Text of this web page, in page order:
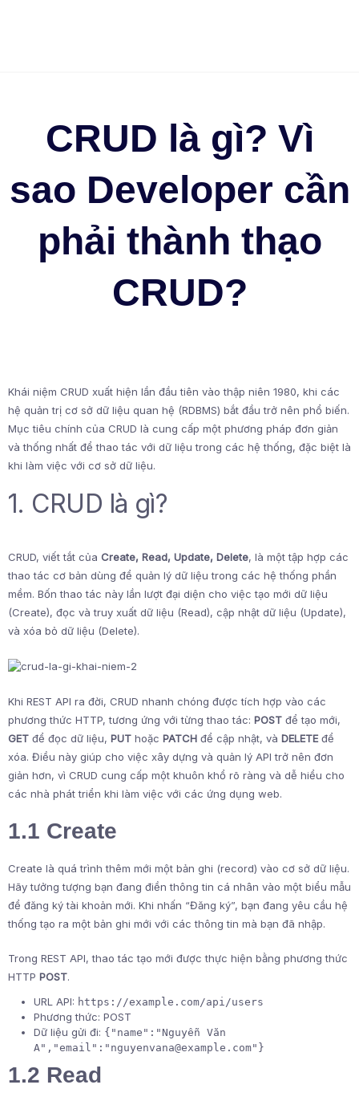
CRUD là gì? Vì
sao Developer cần
phải thành thạo
CRUD?
Khái niệm CRUD xuất hiện lần đầu tiên vào thập niên 1980, khi các
hệ quản trị cơ sở dữ liệu quan hệ (RDBMS) bắt đầu trở nên phổ biến.
Mục tiêu chính của CRUD là cung cấp một phương pháp đơn giản
và thống nhất để thao tác với dữ liệu trong các hệ thống, đặc biệt là
khi làm việc với cơ sở dữ liệu.
1. CRUD là gì?
CRUD, viết tắt của Create, Read, Update, Delete, là một tập hợp các
thao tác cơ bản dùng để quản lý dữ liệu trong các hệ thống phần
mềm. Bốn thao tác này lần lượt đại diện cho việc tạo mới dữ liệu
(Create), đọc và truy xuất dữ liệu (Read), cập nhật dữ liệu (Update),
và xóa bỏ dữ liệu (Delete).
Khi REST API ra đời, CRUD nhanh chóng được tích hợp vào các
phương thức HTTP, tương ứng với từng thao tác: POST để tạo mới,
GET để đọc dữ liệu, PUT hoặc PATCH để cập nhật, và DELETE để
xóa. Điều này giúp cho việc xây dựng và quản lý API trở nên đơn
giản hơn, vì CRUD cung cấp một khuôn khổ rõ ràng và dễ hiểu cho
các nhà phát triển khi làm việc với các ứng dụng web.
1.1 Create
Create là quá trình thêm mới một bản ghi (record) vào cơ sở dữ liệu.
Hãy tưởng tượng bạn đang điền thông tin cá nhân vào một biểu mẫu
để đăng ký tài khoản mới. Khi nhấn “Đăng ký”, bạn đang yêu cầu hệ
thống tạo ra một bản ghi mới với các thông tin mà bạn đã nhập.
Trong REST API, thao tác tạo mới được thực hiện bằng phương thức
HTTP POST.
URL API: https://example.com/api/users
Phương thức: POST
Dữ liệu gửi đi: {"name":"Nguyễn Văn
A","email":" nguyenvana@example.com"}
1.2 Read